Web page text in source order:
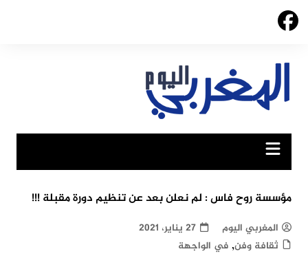
Skip
مؤسسة روح فاس : لم نعلن بعد عن تنظيم دورة مقبلة !!!
المغربي اليوم
27 يناير، 2021
ثقافة وفن, في الواجهة